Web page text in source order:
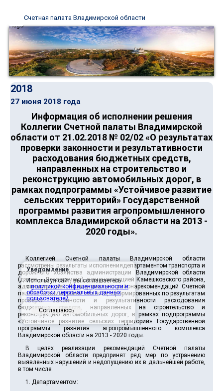
Счетная палата Владимирской области
2018
27 июня 2018 года
Информация об исполнении решения
Коллегии Счетной палаты Владимирской
области от 21.02.2018 № 02/02 «О результатах
проверки законности и результативности
расходования бюджетных средств,
направленных на строительство и
реконструкцию автомобильных дорог, в
рамках подпрограммы «Устойчивое развитие
сельских территорий» Государственной
программы развития агропромышленного
комплекса Владимирской области на 2013 -
2020 годы».
Коллегией Счетной палаты Владимирской области
рассмотрены результаты исполнениядепартаментом транспорта и
дорожного хозяйства администрации Владимирской области
(далее – Департамент), администрацией Камешковского района,
администрацией Кольчугинского районарекомендаций Счетной
палаты Владимирской области, сформированных по результатам
проверки законности и результативности расходования
бюджетных средств, направленных на строительство и
реконструкцию автомобильных дорог, в рамках подпрограммы
«Устойчивое развитие сельских территорий» Государственной
программы развития агропромышленного комплекса
Владимирской области на 2013 - 2020 годы.
В целях реализации рекомендаций Счетной палаты
Владимирской области предпринят ряд мер по устранению
выявленных нарушений и недопущению их в дальнейшей работе,
в том числе:
1. Департаментом:
Уведомление
Используя сайт, вы соглашаетесь
сполитикой конфиденциальности и
обработки персональных данных
пользователей.
Соглашаюсь